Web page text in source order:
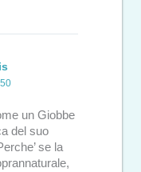
un Giobbe
del suo
se la